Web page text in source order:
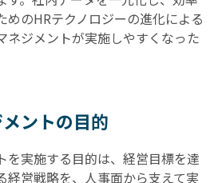
めのHRテクノロジーの進化による
ネジメントが実施しやすくなった
ントの目的
を実施する目的は、経営目標を達
経営戦略を、人事面から支えて実